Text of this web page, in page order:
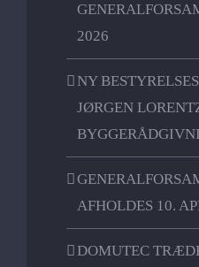
2026
NY
JØRGEN
AFHOLDES 10.
DOMUTEC